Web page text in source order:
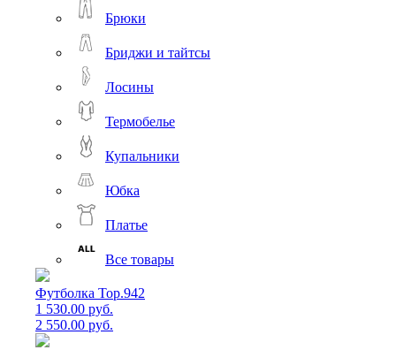
Брюки
Бриджи и тайтсы
Лосины
Термобелье
Купальники
Юбка
Платье
Все товары
Футболка Top.942
1 530.00 руб.
2 550.00 руб.